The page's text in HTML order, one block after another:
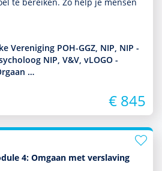
Vereniging POH-GGZ, NIP, NIP -
NIP, V&V, vLOGO -
…
€ 845
4: Omgaan met verslaving